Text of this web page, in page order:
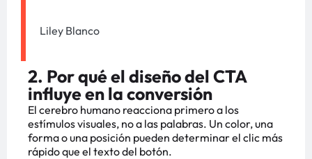
Liley Blanco
2. Por qué el diseño del CTA
influye en la conversión
El cerebro humano reacciona primero a los
estímulos visuales, no a las palabras. Un color, una
forma o una posición pueden determinar el clic más
rápido que el texto del botón.